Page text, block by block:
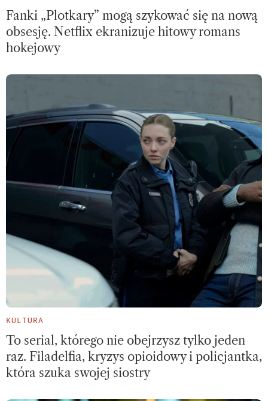
Fanki „Plotkary” mogą szykować się na nową
obsesję. Netflix ekranizuje hitowy romans
hokejowy
KULTURA
To serial, którego nie obejrzysz tylko jeden
raz. Filadelfia, kryzys opioidowy i policjantka,
która szuka swojej siostry